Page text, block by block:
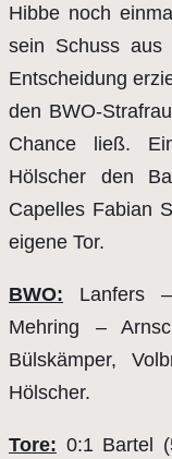
Hibbe noch
sein Schuss
Entscheidung
den BWO-
Chance ließ.
Hölscher den
Capelles Fabian
eigene Tor.
BWO: Lanfers
Mehring –
Bülskämper,
Hölscher.
Tore: 0:1 Bartel